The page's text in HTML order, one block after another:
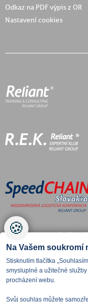
Odkaz na PDF výpis z OR
Nastavení cookies
🍪
Na Vašem soukromí
Stisknutím tlačítka
smysluplné a užitečné
procházení webu.
Svůj souhlas můžete